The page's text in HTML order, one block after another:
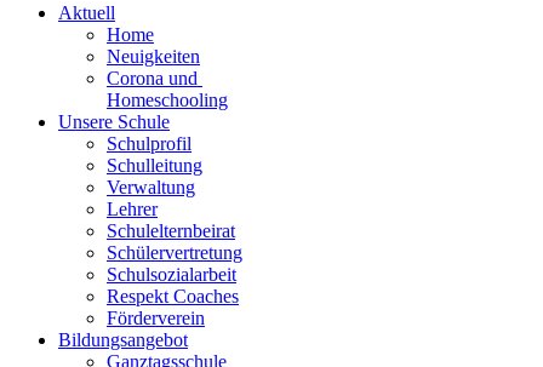
Aktuell
Home
Neuigkeiten
Corona und
Homeschooling
Unsere Schule
Schulprofil
Schulleitung
Verwaltung
Lehrer
Schulelternbeirat
Schülervertretung
Schulsozialarbeit
Respekt Coaches
Förderverein
Bildungsangebot
Ganztagsschule